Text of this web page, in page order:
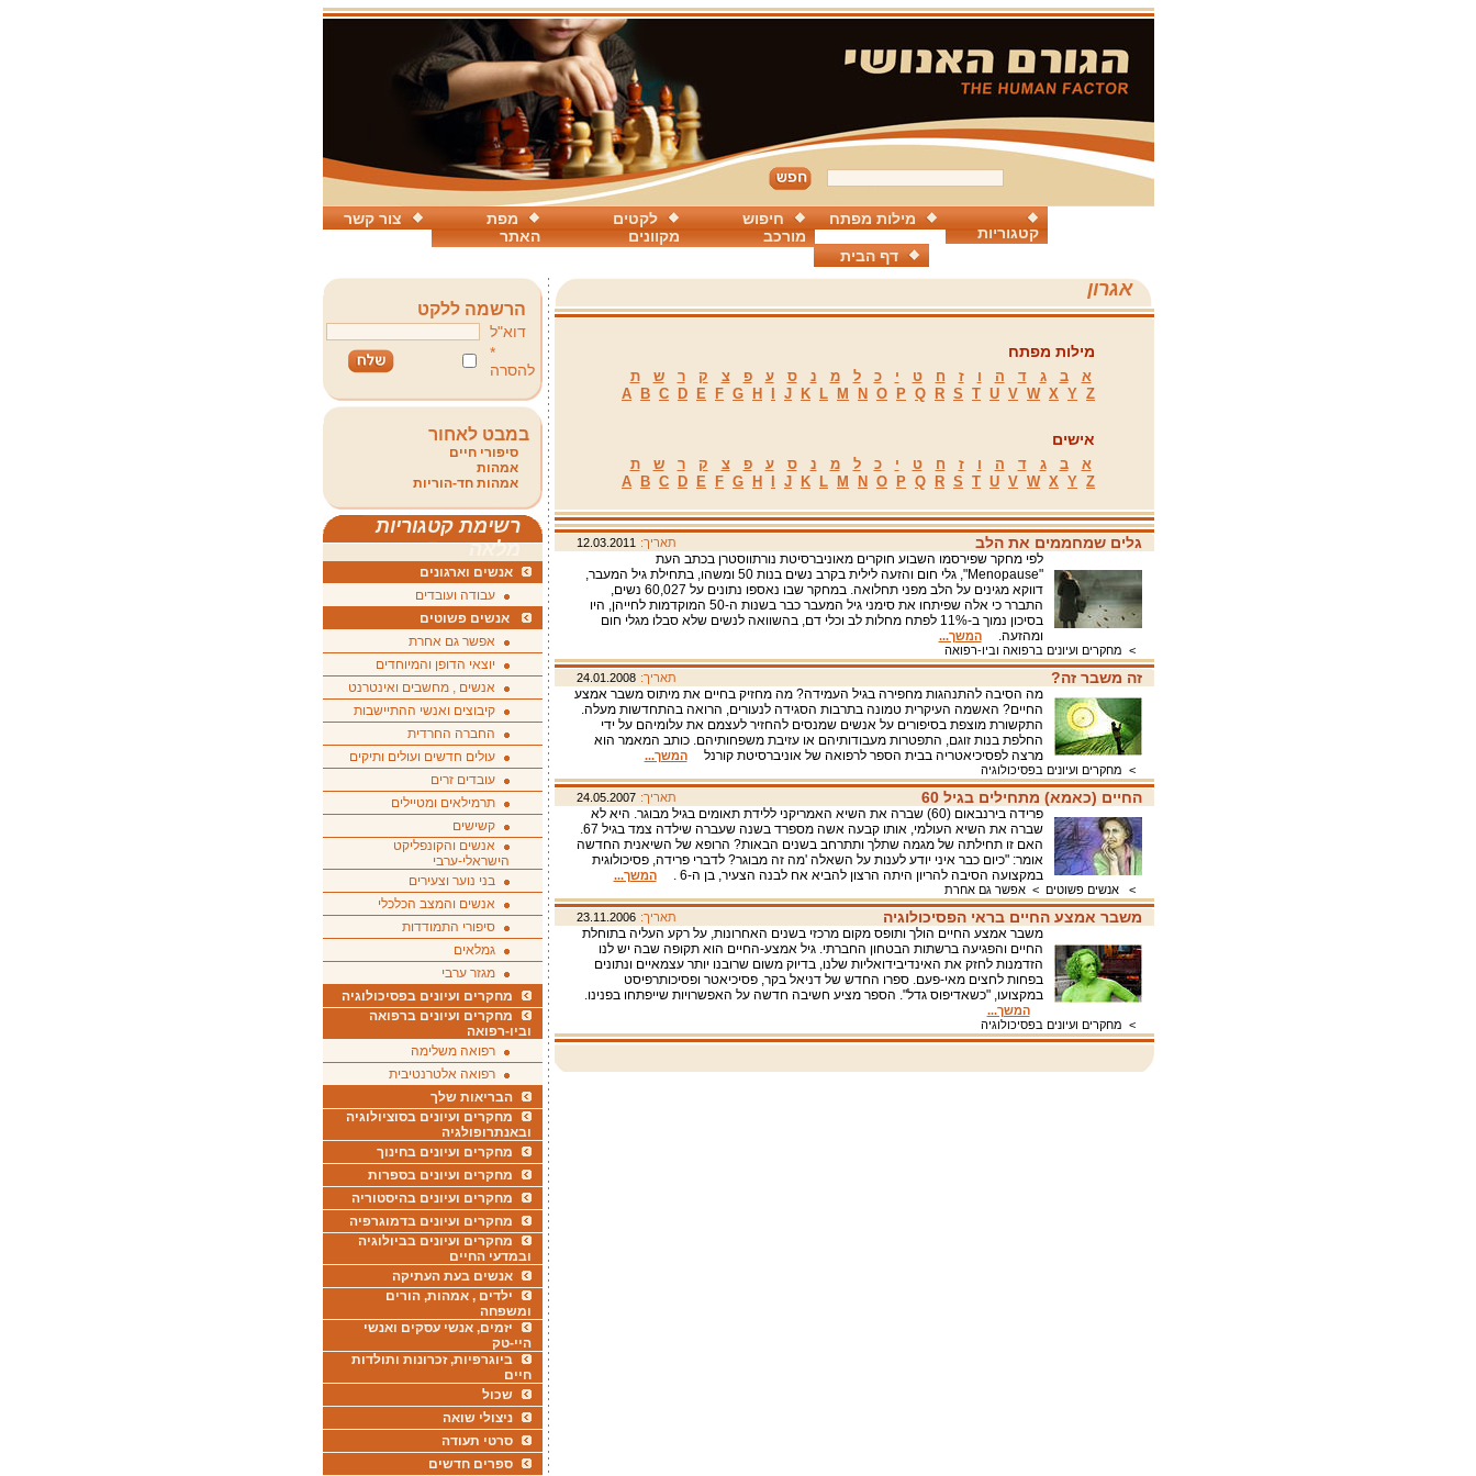
צור קשר
מפת
האתר
לקטים
מקוונים
חיפוש
מורכב
מילות מפתח
קטגוריות
דף הבית
אגרון
מילות מפתח
א ב ג ד ה ו ז ח ט י כ ל מ נ ס ע פ צ ק ר ש
ת
A
B C D E F G H J K L M N O P Q R S T U V W X Y Z
אישים
א ב ג ד ה ו ז ח ט י כ ל מ נ ס ע פ צ ק ר ש
ת
A
B C D E F G H J K L M N O P Q R S T U V W X Y Z
גלים שמחממים את הלב תאריך: 12.03.2011
לפי מחקר שפירסמו השבוע חוקרים מאוניברסיטת נורתווסטרן בכתב העת
"Menopause", גלי חום והזעה לילית בקרב נשים בנות 50 ומשהו, בתחילת גיל המעבר,
דווקא מגינים על הלב מפני תחלואה. במחקר שבו נאספו נתונים על 60,027 נשים,
התברר כי אלה שפיתחו את סימני גיל המעבר כבר בשנות ה-50 המוקדמות לחייהן, היו
בסיכון נמוך ב-11% לפתח מחלות לב וכלי דם, בהשוואה לנשים שלא סבלו מגלי חום
ומהזעה.המשך...
> מחקרים ועיונים ברפואה וביו-רפואה
זה משבר זה? תאריך: 24.01.2008
מה הסיבה להתנהגות מחפירה בגיל העמידה? מה מחזיק בחיים את מיתוס משבר אמצע
החיים? האשמה העיקרית טמונה בתרבות הסגידה לנעורים, הרואה בהתחדשות מעלה.
התקשורת מוצפת בסיפורים על אנשים שמנסים להחזיר לעצמם את עלומיהם על ידי
החלפת בנות זוגם, התפטרות מעבודותיהם או עזיבת משפחותיהם. כותב המאמר הוא
מרצה לפסיכיאטריה בבית הספר לרפואה של אוניברסיטת קורנלהמשך...
> מחקרים ועיונים בפסיכולוגיה
החיים (כאמא) מתחילים בגיל 60 תאריך: 24.05.2007
פרידה בירנבאום (60) שברה את השיא האמריקני ללידת תאומים בגיל מבוגר. היא לא
שברה את השיא העולמי, אותו קבעה אשה מספרד בשנה שעברה שילדה צמד בגיל 67.
האם זו תחילתה של מגמה שתלך ותתרחב בשנים הבאות? הרופא של השיאנית החדשה
אומר: "כיום כבר איני יודע לענות על השאלה 'מה זה מבוגר? לדברי פרידה, פסיכולוגית
במקצועה הסיבה להריון היתה הרצון להביא אח לבנה הצעיר, בן ה-6 .
המשך...
>
אנשים פשוטים >אפשר גם אחרת
משבר אמצע החיים בראי הפסיכולוגיה תאריך: 23.11.2006
משבר אמצע החיים הולך ותופס מקום מרכזי בשנים האחרונות, על רקע העליה בתוחלת
החיים והפגיעה ברשתות הבטחון החברתי. גיל אמצע-החיים הוא תקופה שבה יש לנו
הזדמנות לחזק את האינדיבידואליות שלנו, בדיוק משום שרובנו יותר עצמאיים ונתונים
בפחות לחצים מאי-פעם. ספרו החדש של דניאל בקר, פסיכיאטר ופסיכותרפיסט
במקצועו, "כשאדיפוס גדל". הספר מציע חשיבה חדשה על האפשרויות שייפתחו בפנינו.
המשך...
> מחקרים ועיונים בפסיכולוגיה
הרשמה ללקט
דוא"ל
*
להסרה
במבט לאחור
סיפורי חיים
אמהות
אמהות חד-הוריות
רשימת קטגוריות
מלאה
אנשים וארגונים
עבודה ועובדים
אנשים פשוטים
אפשר גם אחרת
יוצאי הדופן והמיוחדים
אנשים , מחשבים ואינטרנט
קיבוצים ואנשי ההתיישבות
החברה החרדית
עולים חדשים ועולים ותיקים
עובדים זרים
תרמילאים ומטיילים
קשישים
אנשים והקונפליקט
הישראלי-ערבי
בני נוער וצעירים
אנשים והמצב הכלכלי
סיפורי התמודדות
גמלאים
מגזר ערבי
מחקרים ועיונים בפסיכולוגיה
מחקרים ועיונים ברפואה
וביו-רפואה
רפואה משלימה
רפואה אלטרנטיבית
הבריאות שלך
מחקרים ועיונים בסוציולוגיה
ובאנתרופולגיה
מחקרים ועיונים בחינוך
מחקרים ועיונים בספרות
מחקרים ועיונים בהיסטוריה
מחקרים ועיונים בדמוגרפיה
מחקרים ועיונים בביולוגיה
ובמדעי החיים
אנשים בעת העתיקה
ילדים , אמהות, הורים
ומשפחה
יזמים, אנשי עסקים ואנשי
היי-טק
ביוגרפיות, זכרונות ותולדות
חיים
שכול
ניצולי שואה
סרטי תעודה
ספרים חדשים